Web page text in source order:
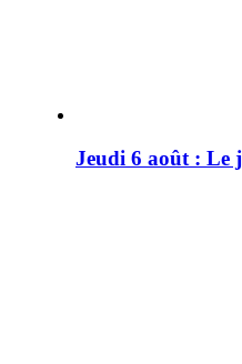
Jeudi 6 août : Le